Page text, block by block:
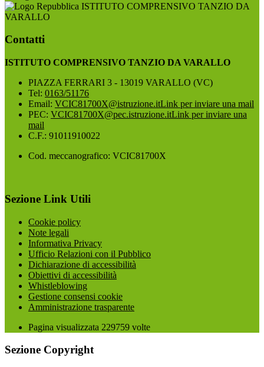
ISTITUTO COMPRENSIVO TANZIO DA
VARALLO
Contatti
ISTITUTO COMPRENSIVO TANZIO DA VARALLO
PIAZZA FERRARI 3 - 13019 VARALLO (VC)
Tel: 0163/51176
Email: VCIC81700X@istruzione.itLink per inviare una mail
PEC: VCIC81700X@pec.istruzione.itLink per inviare una
mail
C.F.: 91011910022
Cod. meccanografico: VCIC81700X
Sezione Link Utili
Cookie policy
Note legali
Informativa Privacy
Ufficio Relazioni con il Pubblico
Dichiarazione di accessibilità
Obiettivi di accessibilità
Whistleblowing
Gestione consensi cookie
Amministrazione trasparente
Pagina visualizzata 229759 volte
Sezione Copyright